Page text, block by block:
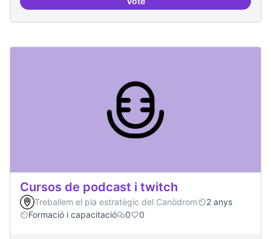
Consolidació d'eixos clau
Cursos de podcast i twitch
Treballem el pla estratègic del Canòdrom
2 anys
Formació i capacitació
0 0